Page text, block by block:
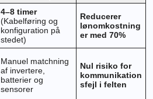
4–8 timer
(Kabelføring og
konfiguration på
stedet)
Reducerer
lønomkostning
er med 70%
Manuel matchning
af invertere,
batterier og
sensorer
Nul risiko for
kommunikation
sfejl i felten